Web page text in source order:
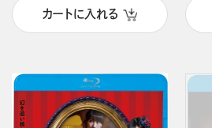
カートに入れる